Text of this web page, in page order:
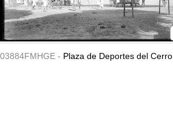
03884FMHGE - Plaza de Deportes del Cerro.